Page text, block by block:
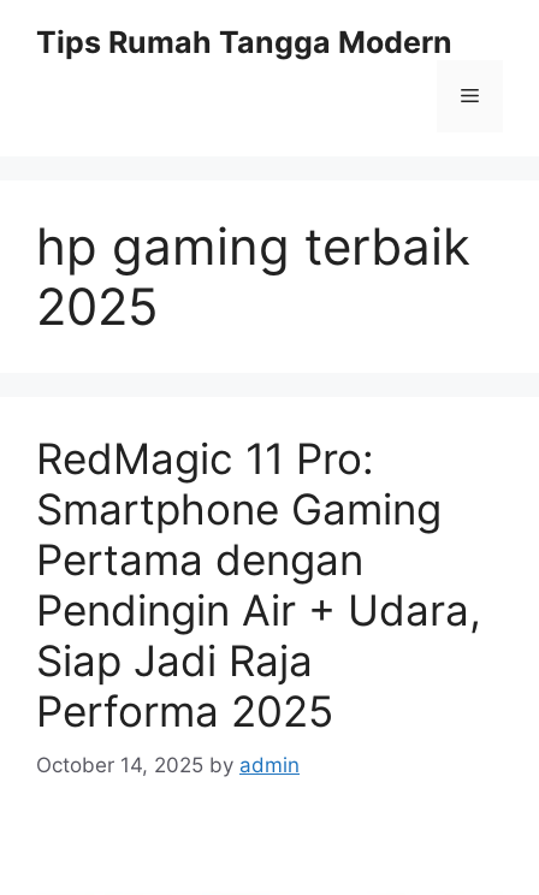
Tips Rumah Tangga Modern
Menu
hp gaming terbaik
2025
RedMagic 11 Pro:
Smartphone Gaming
Pertama dengan
Pendingin Air + Udara,
Siap Jadi Raja
Performa 2025
October 14, 2025 by admin